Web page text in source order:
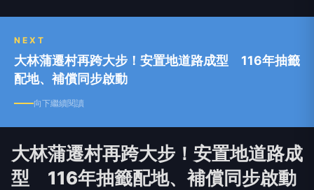
NEXT
大林蒲遷村再跨大步！安置地道路成型 116年抽籤
配地、補償同步啟動
向下繼續閱讀
大林蒲遷村再跨大步！安置地道路成
型 116年抽籤配地、補償同步啟動